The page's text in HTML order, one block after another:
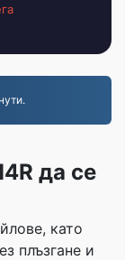
да се
като
плъзгане и